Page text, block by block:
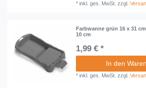
*inkl. ges. MwSt. zzgl.
Farbwanne grün 16 x 31
10 cm
1,99 € *
In den
*inkl. ges. MwSt. zzgl.